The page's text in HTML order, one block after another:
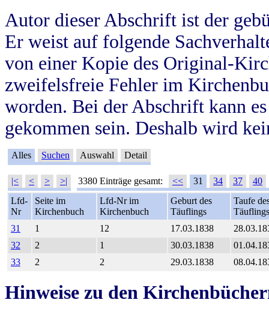
Autor dieser Abschrift ist der
Er weist auf folgende
von einer Kopie des Original-
zweifelsfreie Fehler im
worden. Bei der Abschrift kann
gekommen sein. Deshalb wird
Alles Suchen Auswahl Detail
|< < > >| 3380 Einträge gesamt: << 31 34 37
40
Lfd-
Nr
Seite im
Kirchenbuch
Lfd-Nr im
Kirchenbuch
Geburt des
Täuflings
Taufe
Täuflings
31
1 12 17.03.1838
32
2 1 30.03.1838
33
2 2 29.03.1838
Hinweise zu den